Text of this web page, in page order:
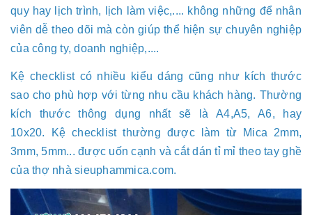
quy hay lịch trình, lịch làm việc,.... không những để nhân
viên dễ theo dõi mà còn giúp thể hiện sự chuyên nghiệp
của công ty, doanh nghiệp,....
Kệ checklist có nhiều kiểu dáng cũng như kích thước
sao cho phù hợp với từng nhu cầu khách hàng. Thường
kích thước thông dụng nhất sẽ là A4,A5, A6, hay
10x20. Kệ checklist thường được làm từ Mica 2mm,
3mm, 5mm... được uốn cạnh và cắt dán tỉ mỉ theo tay ghề
của thợ nhà sieuphammica.com.